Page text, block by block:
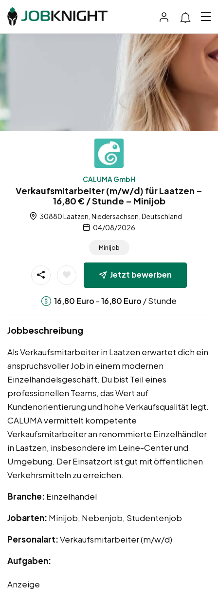
CALUMA GmbH
Verkaufsmitarbeiter (m/w/d) für Laatzen –
16,80 € / Stunde – Minijob
30880 Laatzen, Niedersachsen, Deutschland
04/08/2026
Minijob
Jetzt bewerben
16,80 Euro -16,80 Euro / Stunde
Jobbeschreibung
Als Verkaufsmitarbeiter in Laatzen erwartet dich ein
anspruchsvoller Job in einem modernen
Einzelhandelsgeschäft. Du bist Teil eines
professionellen Teams, das Wert auf
Kundenorientierung und hohe Verkaufsqualität legt.
CALUMA vermittelt kompetente
Verkaufsmitarbeiter an renommierte Einzelhändler
in Laatzen, insbesondere im Leine-Center und
Umgebung. Der Einsatzort ist gut mit öffentlichen
Verkehrsmitteln zu erreichen.
Branche: Einzelhandel
Jobarten: Minijob, Nebenjob, Studentenjob
Personalart:Verkaufsmitarbeiter (m/w/d)
Aufgaben:
Anzeige